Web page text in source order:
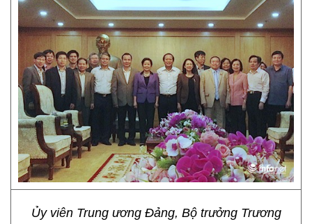
Ủy viên Trung ương Đảng, Bộ trưởng Trương